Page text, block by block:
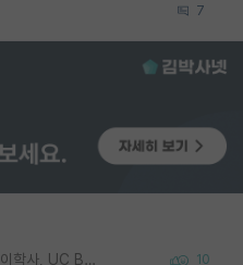
7
Korea University 수학, 컴퓨터과학 이학사, UC Berkeley 산업공학 대학원 공학박사가 되는 것은 쉽지 않겠죠? 10